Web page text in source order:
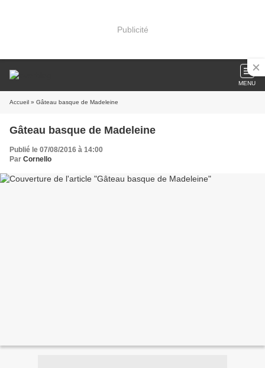
Publicité
MENU
Accueil » Gâteau basque de Madeleine
Gâteau basque de Madeleine
Publié le 07/08/2016 à 14:00
Par Cornello